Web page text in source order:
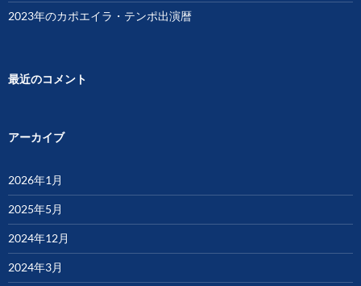
2023年のカポエイラ・テンポ出演暦
最近のコメント
アーカイブ
2026年1月
2025年5月
2024年12月
2024年3月